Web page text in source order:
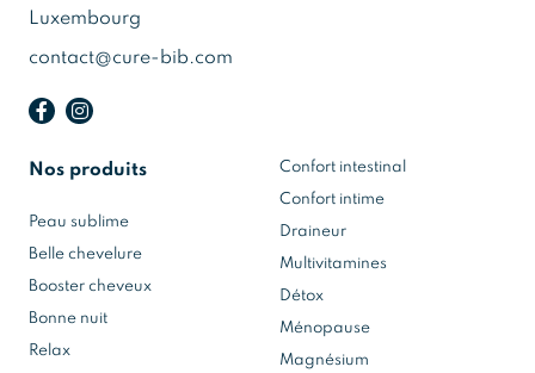
Luxembourg
contact@cure-bib.com
Nos produits
Peau sublime
Belle chevelure
Booster cheveux
Bonne nuit
Relax
Confort intestinal
Confort intime
Draineur
Multivitamines
Détox
Ménopause
Magnésium